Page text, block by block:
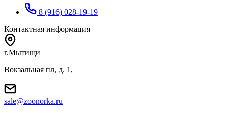
8 (916) 028-19-19
Контактная информация
г.Мытищи
Вокзальная пл, д. 1,
sale@zoonorka.ru